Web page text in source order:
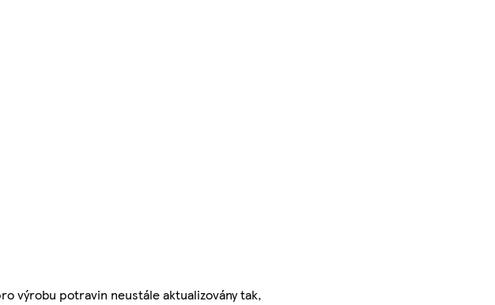
výrobu potravin neustále aktualizovány tak,